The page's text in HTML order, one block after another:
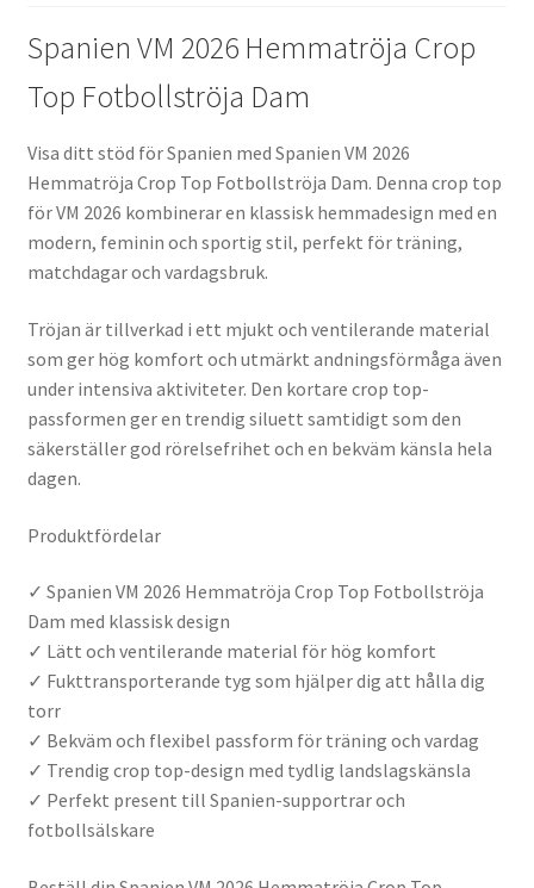
Spanien VM 2026 Hemmatröja Crop
Top Fotbollströja Dam
Visa ditt stöd för Spanien med Spanien VM 2026
Hemmatröja Crop Top Fotbollströja Dam. Denna crop top
för VM 2026 kombinerar en klassisk hemmadesign med en
modern, feminin och sportig stil, perfekt för träning,
matchdagar och vardagsbruk.
Tröjan är tillverkad i ett mjukt och ventilerande material
som ger hög komfort och utmärkt andningsförmåga även
under intensiva aktiviteter. Den kortare crop top-
passformen ger en trendig siluett samtidigt som den
säkerställer god rörelsefrihet och en bekväm känsla hela
dagen.
Produktfördelar
✓ Spanien VM 2026 Hemmatröja Crop Top Fotbollströja
Dam med klassisk design
✓ Lätt och ventilerande material för hög komfort
✓ Fukttransporterande tyg som hjälper dig att hålla dig
torr
✓ Bekväm och flexibel passform för träning och vardag
✓ Trendig crop top-design med tydlig landslagskänsla
✓ Perfekt present till Spanien-supportrar och
fotbollsälskare